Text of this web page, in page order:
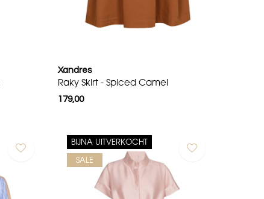
Xandres
Raky Skirt - Spiced Camel
179,00
BIJNA UITVERKOCHT
SALE